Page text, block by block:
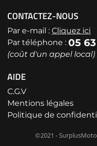
CONTACTEZ-NOUS
Par e-mail : Cliquez ici
Par téléphone : 05
(coût d'un appel local)
AIDE
C.G.V
Mentions légales
Politique de
©2021 -